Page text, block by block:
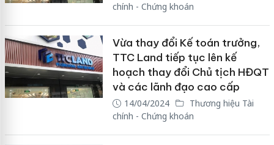
chính - Chứng khoán
Vừa thay đổi Kế toán trưởng,
TTC Land tiếp tục lên kế
hoạch thay đổi Chủ tịch HĐQT
và các lãnh đạo cao cấp
14/04/2024
Thương hiệu Tài
chính - Chứng khoán